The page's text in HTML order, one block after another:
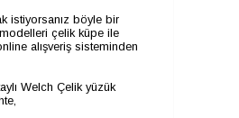
istiyorsanız böyle bir
modelleri çelik küpe ile
alışveriş sisteminden
Welch Çelik yüzük